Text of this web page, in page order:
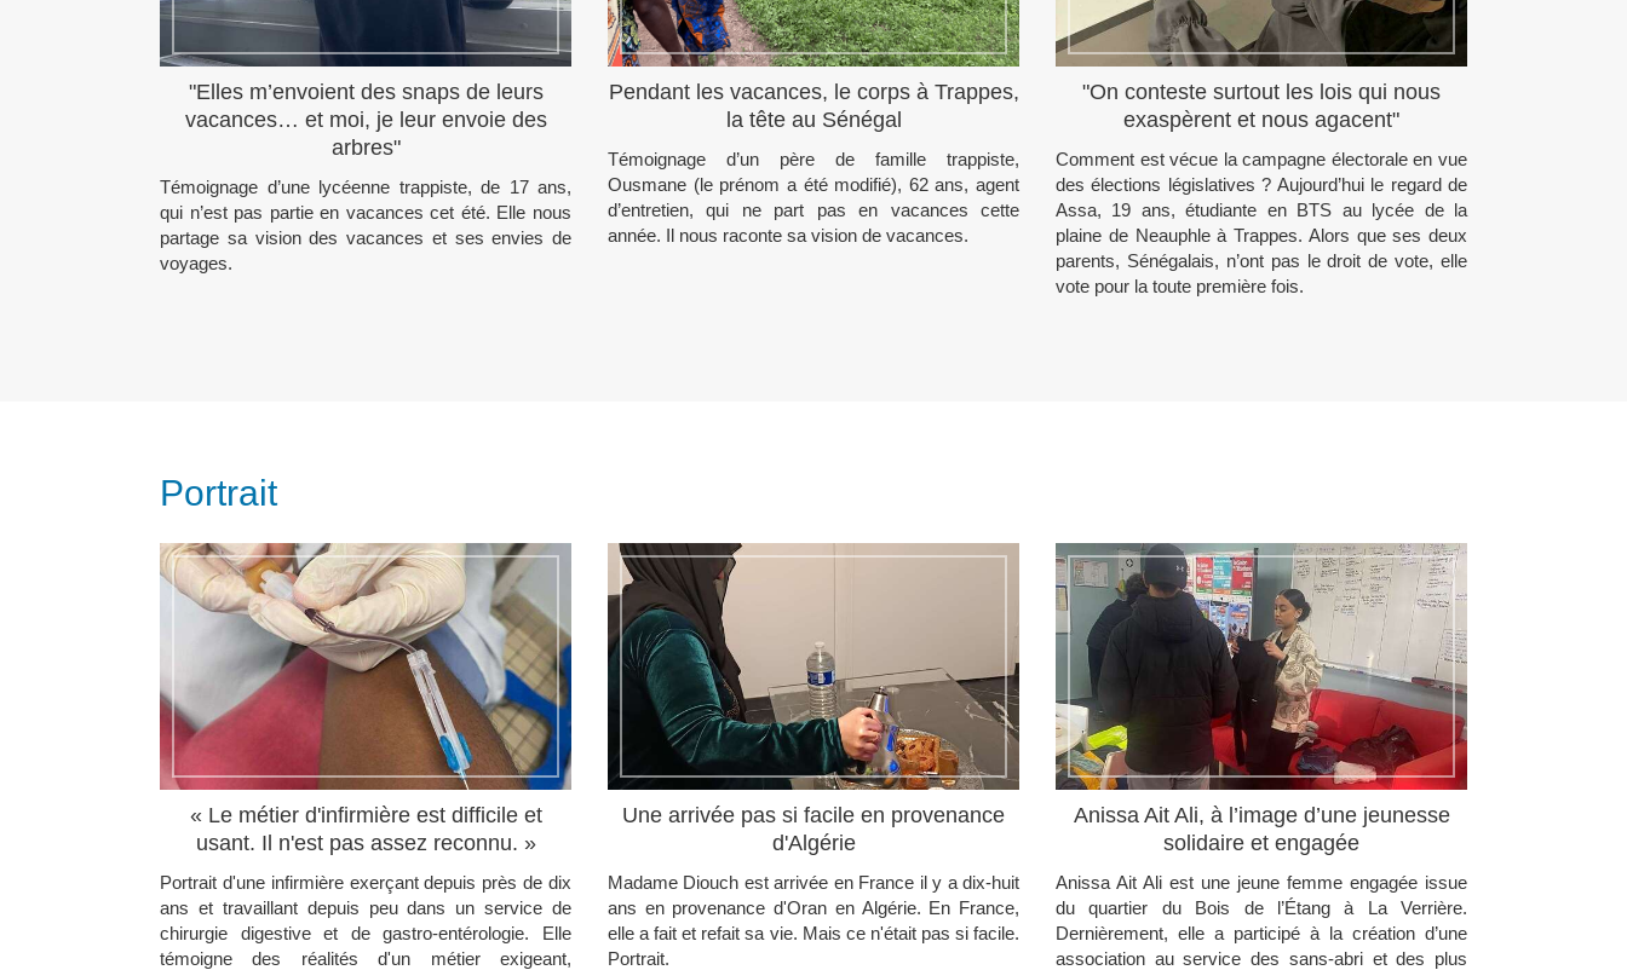
"Elles m’envoient des snaps de leurs
vacances… et moi, je leur envoie des
arbres"
Témoignage d’une lycéenne trappiste, de 17 ans,
qui n’est pas partie en vacances cet été. Elle nous
partage sa vision des vacances et ses envies de
voyages.
Pendant les vacances, le corps à Trappes,
la tête au Sénégal
Témoignage d’un père de famille trappiste,
Ousmane (le prénom a été modifié), 62 ans, agent
d’entretien, qui ne part pas en vacances cette
année. Il nous raconte sa vision de vacances.
"On conteste surtout les lois qui nous
exaspèrent et nous agacent"
Comment est vécue la campagne électorale en vue
des élections législatives ? Aujourd’hui le regard de
Assa, 19 ans, étudiante en BTS au lycée de la
plaine de Neauphle à Trappes. Alors que ses deux
parents, Sénégalais, n’ont pas le droit de vote, elle
vote pour la toute première fois.
Portrait
« Le métier d'infirmière est difficile et
usant. Il n'est pas assez reconnu. »
Portrait d'une infirmière exerçant depuis près de dix
ans et travaillant depuis peu dans un service de
chirurgie digestive et de gastro-entérologie. Elle
témoigne des réalités d'un métier exigeant,
Une arrivée pas si facile en provenance
d'Algérie
Madame Diouch est arrivée en France il y a dix-huit
ans en provenance d'Oran en Algérie. En France,
elle a fait et refait sa vie. Mais ce n'était pas si facile.
Portrait.
Anissa Ait Ali, à l’image d’une jeunesse
solidaire et engagée
Anissa Ait Ali est une jeune femme engagée issue
du quartier du Bois de l’Étang à La Verrière.
Dernièrement, elle a participé à la création d’une
association au service des sans-abri et des plus